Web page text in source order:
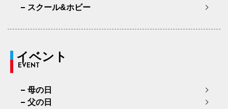
スクール&ホビー
イベント
EVENT
母の日
父の日